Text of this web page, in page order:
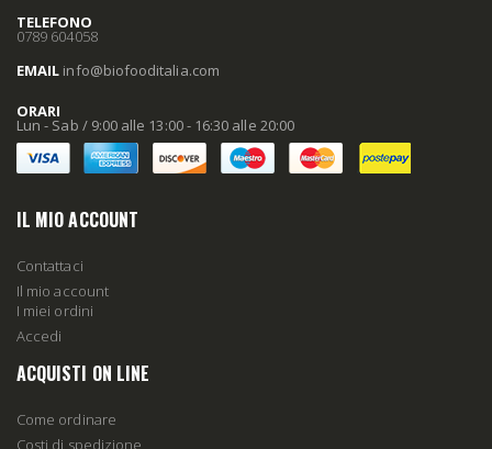
TELEFONO
0789 604058
EMAIL info@biofooditalia.com
ORARI
Lun - Sab / 9:00 alle 13:00 - 16:30 alle 20:00
IL MIO ACCOUNT
Contattaci
Il mio account
I miei ordini
Accedi
ACQUISTI ON LINE
Come ordinare
Costi di spedizione